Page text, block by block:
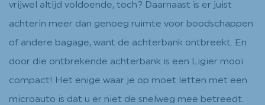
vrijwel altijd voldoende, toch? Daarnaast is er juist
achterin meer dan genoeg ruimte voor boodschappen
of andere bagage, want de achterbank ontbreekt. En
door die ontbrekende achterbank is een Ligier mooi
compact! Het enige waar je op moet letten met een
microauto is dat u er niet de snelweg mee betreedt.